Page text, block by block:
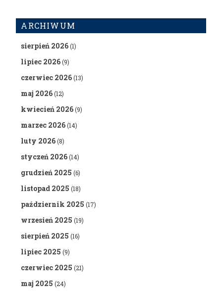
ARCHIWUM
sierpień 2026(1)
lipiec 2026(9)
czerwiec 2026(13)
maj 2026(12)
kwiecień 2026(9)
marzec 2026(14)
luty 2026(8)
styczeń 2026(14)
grudzień 2025 (6)
listopad 2025 (18)
październik 2025 (17)
wrzesień 2025 (19)
sierpień 2025 (16)
lipiec 2025 (9)
czerwiec 2025 (21)
maj 2025 (24)